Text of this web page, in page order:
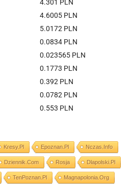
4.301 PLN
4.6005 PLN
5.0172 PLN
0.0834 PLN
0.023565 PLN
0.1773 PLN
0.392 PLN
0.0782 PLN
0.553 PLN
Kresy.pl Epoznan.pl Nczas.info
Dziennik.com Rosja Dlapolski.pl
TenPoznan.pl Magnapolonia.org